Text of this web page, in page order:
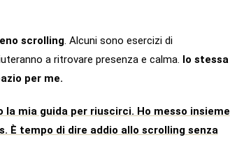
scrolling. Alcuni sono esercizi di
a ritrovare presenza e calma. Io stessa
per me.
mia guida per riuscirci. Ho messo insieme
È tempo di dire addio allo scrolling senza